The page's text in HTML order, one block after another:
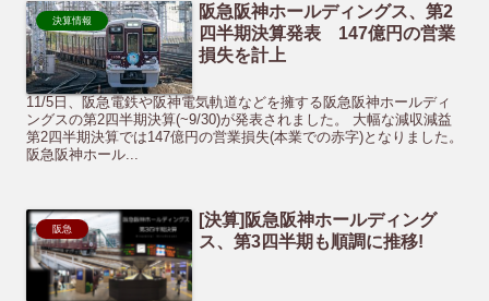
決算情報
阪急阪神ホールディングス、第2
四半期決算発表 147億円の営業
損失を計上
11/5日、阪急電鉄や阪神電気軌道などを擁する阪急阪神ホールディ
ングスの第2四半期決算(~9/30)が発表されました。 大幅な減収減益
第2四半期決算では147億円の営業損失(本業での赤字)となりました。
阪急阪神ホール...
阪急
[決算]阪急阪神ホールディング
ス、第3四半期も順調に推移!